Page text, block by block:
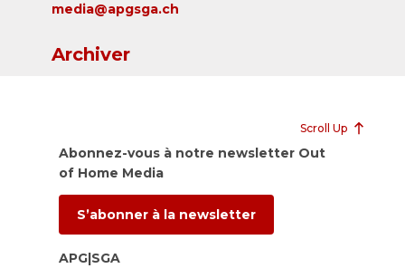
media@apgsga.ch
Archiver
Scroll Up
Abonnez-vous à notre newsletter Out
of Home Media
S’abonner à la newsletter
APG|SGA